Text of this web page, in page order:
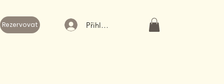
Přihlásit
Rezervovat